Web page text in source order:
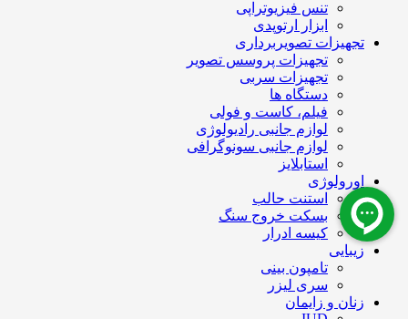
تنس فیزیوتراپی
ابزار ارتوپدی
تجهیزات تصویربرداری
تجهیزات پروسس تصویر
تجهیزات سربی
دستگاه ها
فیلم، کاست و فولی
لوازم جانبی رادیولوژی
لوازم جانبی سونوگرافی
استابلایز
اورولوژی
استنت حالب
بسکت خروج سنگ
کیسه ادرار
زیبایی
تامپون بینی
سری لیزر
زنان و زایمان